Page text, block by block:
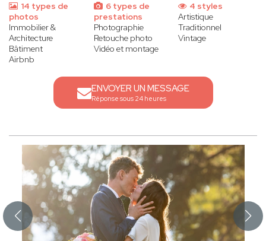
14 types de
photos
Immobilier &
Architecture
Bâtiment
Airbnb
6 types de
prestations
Photographie
Retouche photo
Vidéo et montage
4 styles
Artistique
Traditionnel
Vintage
ENVOYER UN MESSAGE
Réponse sous 24 heures